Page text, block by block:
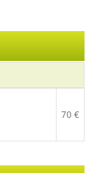
70 €